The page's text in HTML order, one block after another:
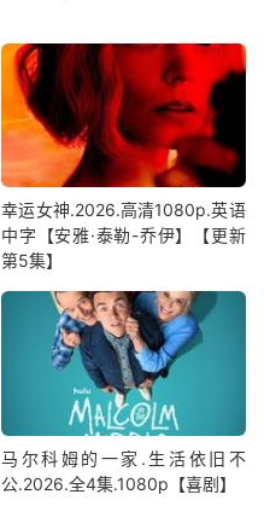
幸运女神.2026.高清1080p.英语
中字【安雅·泰勒-乔伊】【更新
第5集】
马尔科姆的一家.生活依旧不
公.2026.全4集.1080p【喜剧】